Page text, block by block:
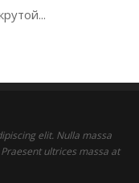
elit. Nulla massa
ultrices massa at